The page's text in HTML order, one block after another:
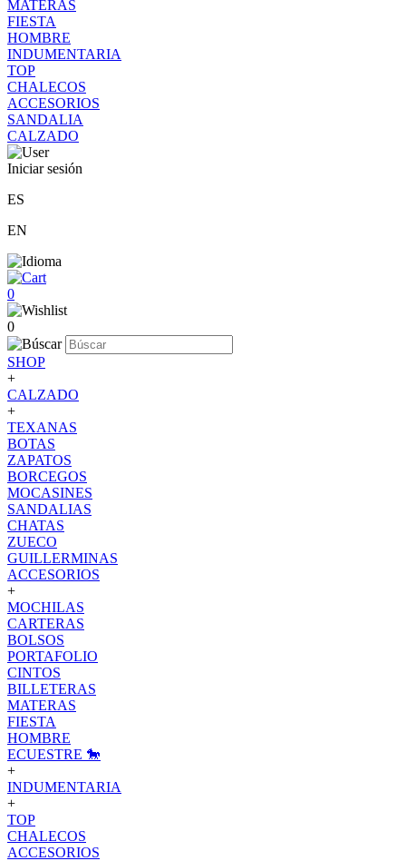
MATERAS
FIESTA
HOMBRE
INDUMENTARIA
TOP
CHALECOS
ACCESORIOS
SANDALIA
CALZADO
Iniciar sesión
ES
EN
0
0
SHOP
+
CALZADO
+
TEXANAS
BOTAS
ZAPATOS
BORCEGOS
MOCASINES
SANDALIAS
CHATAS
ZUECO
GUILLERMINAS
ACCESORIOS
+
MOCHILAS
CARTERAS
BOLSOS
PORTAFOLIO
CINTOS
BILLETERAS
MATERAS
FIESTA
HOMBRE
ECUESTRE 🐎
+
INDUMENTARIA
+
TOP
CHALECOS
ACCESORIOS